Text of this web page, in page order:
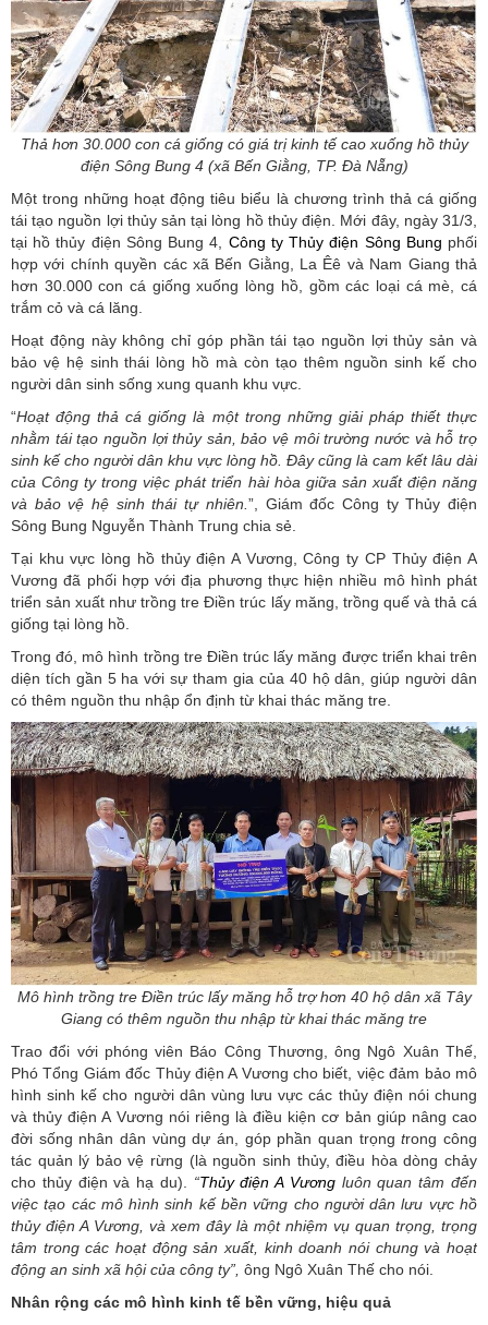
Thả hơn 30.000 con cá giống có giá trị kinh tế cao xuống hồ thủy
điện Sông Bung 4 (xã Bến Giằng, TP. Đà Nẵng)
Một trong những hoạt động tiêu biểu là chương trình thả cá giống
tái tạo nguồn lợi thủy sản tại lòng hồ thủy điện. Mới đây, ngày 31/3,
tại hồ thủy điện Sông Bung 4, Công ty Thủy điện Sông Bung phối
hợp với chính quyền các xã Bến Giằng, La Êê và Nam Giang thả
hơn 30.000 con cá giống xuống lòng hồ, gồm các loại cá mè, cá
trắm cỏ và cá lăng.
Hoạt động này không chỉ góp phần tái tạo nguồn lợi thủy sản và
bảo vệ hệ sinh thái lòng hồ mà còn tạo thêm nguồn sinh kế cho
người dân sinh sống xung quanh khu vực.
“Hoạtđộng thả cá giống là một trong những giải pháp thiết thực
nhằm tái tạo nguồn lợi thủy sản, bảo vệ môi trường nước và hỗ trợ
sinh kế cho người dân khu vực lòng hồ. Đây cũng là cam kết lâu dài
của Công ty trong việc phát triển hài hòa giữa sản xuất điện năng
và bảo vệ hệ sinh thái tự nhiên. ”, Giám đốc Công ty Thủy điện
Sông Bung Nguyễn Thành Trung chia sẻ.
Tại khu vực lòng hồ thủy điện A Vương, Công ty CP Thủy điện A
Vương đã phối hợp với địa phương thực hiện nhiều mô hình phát
triển sản xuất như trồng tre Điền trúc lấy măng, trồng quế và thả cá
giống tại lòng hồ.
Trong đó, mô hình trồng tre Điền trúc lấy măng được triển khai trên
diện tích gần 5 ha với sự tham gia của 40 hộ dân, giúp người dân
có thêm nguồn thu nhập ổn định từ khai thác măng tre.
Mô hình trồng tre Điền trúc lấy măng hỗ trợ hơn 40 hộ dân xã Tây
Giang có thêm nguồn thu nhập từ khai thác măng tre
Trao đổi với phóng viên Báo Công Thương, ông Ngô Xuân Thế,
Phó Tổng Giám đốc Thủy điện A Vương cho biết, việc đảm bảo mô
hình sinh kế cho người dân vùng lưu vực các thủy điện nói chung
và thủy điện A Vương nói riêng là điều kiện cơ bản giúp nâng cao
đời sống nhân dân vùng dự án, góp phần quan trọngtrong công
tác quản lý bảo vệ rừng (là nguồn sinh thủy, điều hòa dòng chảy
cho thủy điện và hạ du). “Thủyđiện A Vươngluôn quan tâm đến
việc tạo các mô hình sinh kế bền vững cho người dân lưu vực hồ
thủy điện A Vương, và xem đây là một nhiệm vụ quan trọng, trọng
tâm trong các hoạt động sản xuất, kinh doanh nói chung và hoạt
động an sinh xã hội của công ty”, ông Ngô Xuân Thế cho nói.
Nhân rộng các mô hình kinh tế bền vững, hiệu quả